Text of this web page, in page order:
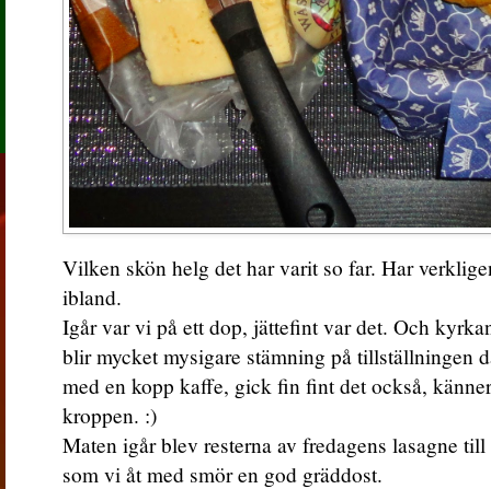
Vilken skön helg det har varit so far. Har
ibland.
Igår var vi på ett dop, jättefint var det. Och
blir mycket mysigare stämning på tillställningen
med en kopp kaffe, gick fin fint det också,
kroppen. :)
Maten igår blev resterna av fredagens lasagne
som vi åt med smör en god gräddost.